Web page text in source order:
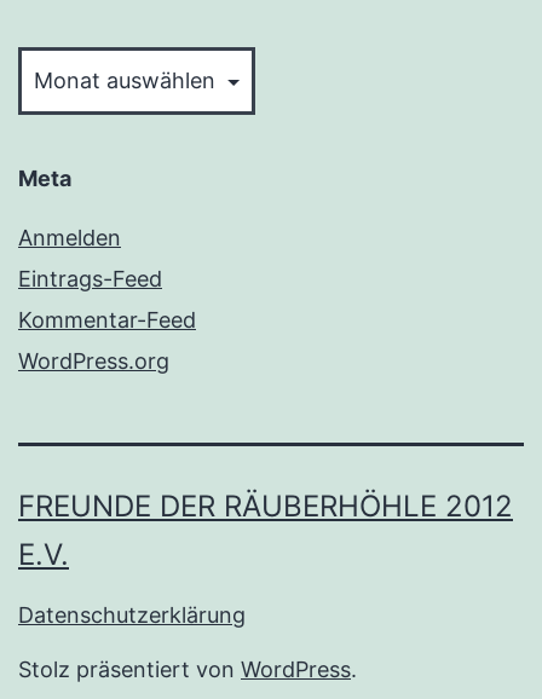
Meta
Anmelden
Eintrags-Feed
Kommentar-Feed
WordPress.org
FREUNDE DER RÄUBERHÖHLE 2012
E.V.
Datenschutzerklärung
Stolz präsentiert von WordPress.